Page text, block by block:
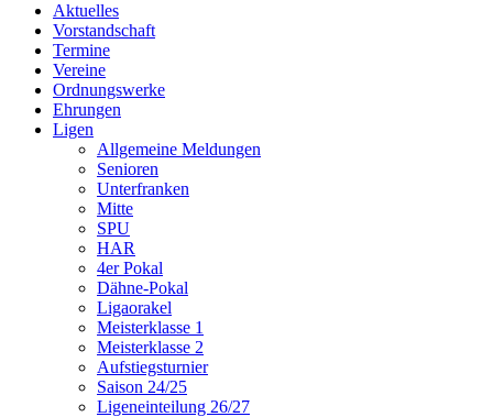
Aktuelles
Vorstandschaft
Termine
Vereine
Ordnungswerke
Ehrungen
Ligen
Allgemeine Meldungen
Senioren
Unterfranken
Mitte
SPU
HAR
4er Pokal
Dähne-Pokal
Ligaorakel
Meisterklasse 1
Meisterklasse 2
Aufstiegsturnier
Saison 24/25
Ligeneinteilung 26/27